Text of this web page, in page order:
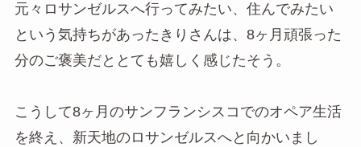
元々ロサンゼルスへ行ってみたい、住んでみたい
という気持ちがあったきりさんは、8ヶ月頑張った
分のご褒美だととても嬉しく感じたそう。
こうして8ヶ月のサンフランシスコでのオペア生活
を終え、新天地のロサンゼルスへと向かいまし